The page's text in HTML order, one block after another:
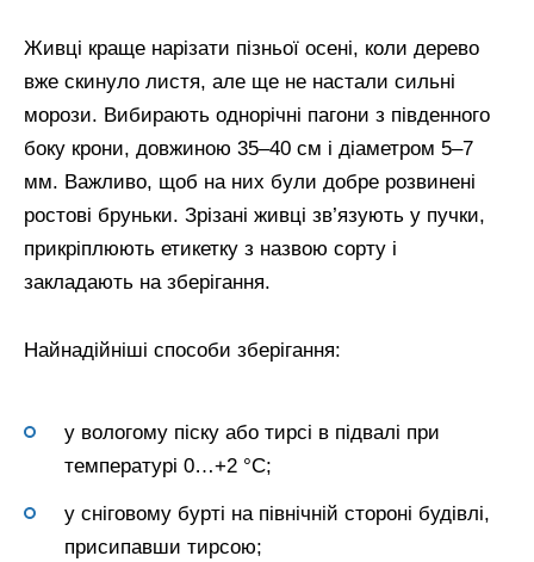
Живці краще нарізати пізньої осені, коли дерево
вже скинуло листя, але ще не настали сильні
морози. Вибирають однорічні пагони з південного
боку крони, довжиною 35–40 см і діаметром 5–7
мм. Важливо, щоб на них були добре розвинені
ростові бруньки. Зрізані живці зв’язують у пучки,
прикріплюють етикетку з назвою сорту і
закладають на зберігання.
Найнадійніші способи зберігання:
у вологому піску або тирсі в підвалі при
температурі 0…+2 °С;
у сніговому бурті на північній стороні будівлі,
присипавши тирсою;